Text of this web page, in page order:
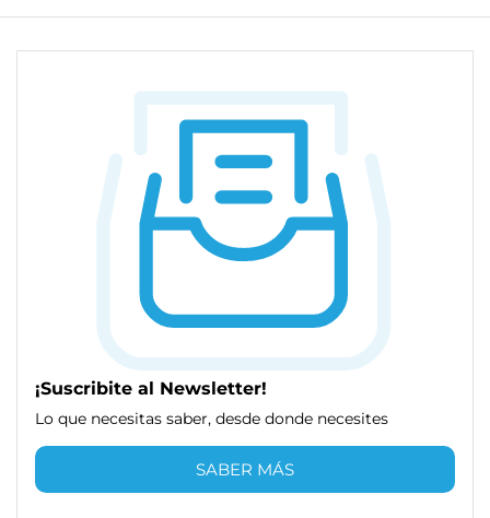
¡Suscribite al Newsletter!
Lo que necesitas saber, desde donde necesites
SABER MÁS